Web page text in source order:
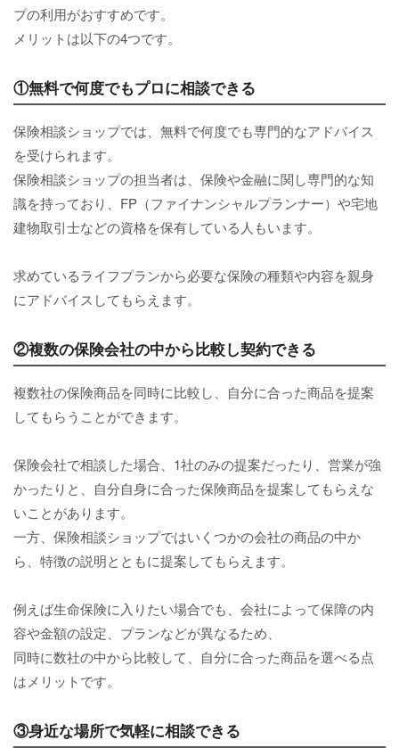
プの利用がおすすめです。
メリットは以下の4つです。
①無料で何度でもプロに相談できる
保険相談ショップでは、無料で何度でも専門的なアドバイス
を受けられます。
保険相談ショップの担当者は、保険や金融に関し専門的な知
識を持っており、FP（ファイナンシャルプランナー）や宅地
建物取引士などの資格を保有している人もいます。
求めているライフプランから必要な保険の種類や内容を親身
にアドバイスしてもらえます。
②複数の保険会社の中から比較し契約できる
複数社の保険商品を同時に比較し、自分に合った商品を提案
してもらうことができます。
保険会社で相談した場合、1社のみの提案だったり、営業が強
かったりと、自分自身に合った保険商品を提案してもらえな
いことがあります。
一方、保険相談ショップではいくつかの会社の商品の中か
ら、特徴の説明とともに提案してもらえます。
例えば生命保険に入りたい場合でも、会社によって保障の内
容や金額の設定、プランなどが異なるため、
同時に数社の中から比較して、自分に合った商品を選べる点
はメリットです。
③身近な場所で気軽に相談できる